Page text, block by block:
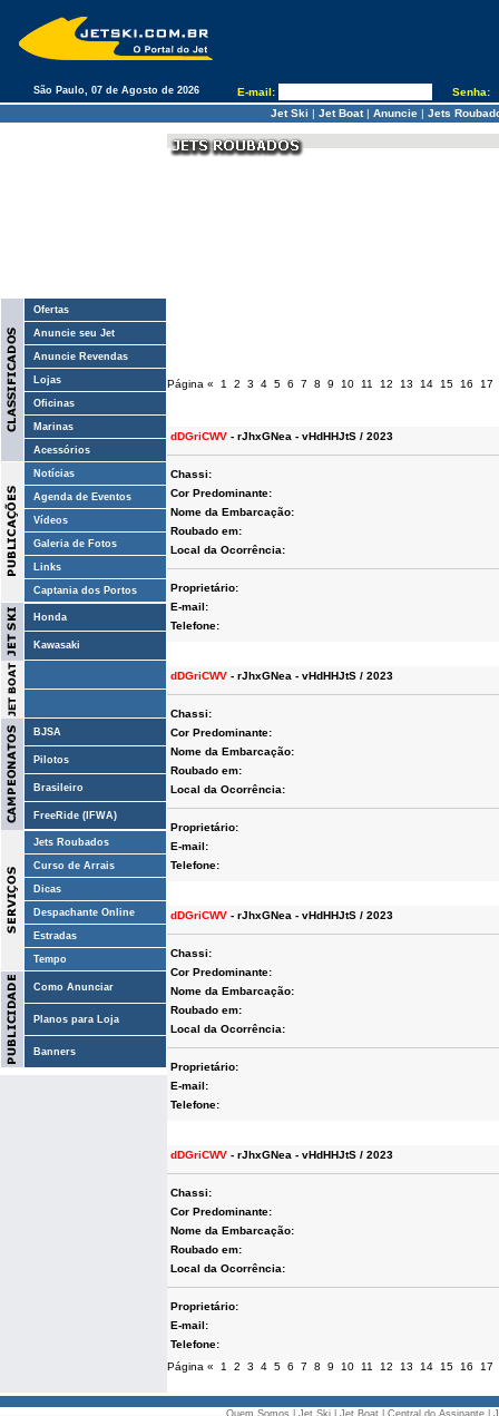
São Paulo, 07 de Agosto de 2026 E-mail:
Senha:
Jet Ski | Jet Boat| Anuncie| Jets
Ofertas
Anuncie seu Jet
Anuncie Revendas
Lojas
Oficinas
Marinas
Acessórios
Notícias
Agenda de Eventos
Vídeos
Galeria de Fotos
Links
Captania dos Portos
Honda
Kawasaki
BJSA
Pilotos
Brasileiro
FreeRide (IFWA)
Jets Roubados
Curso de Arrais
Dicas
Despachante Online
Estradas
Tempo
Como Anunciar
Planos para Loja
Banners
Página « 1 2 3 4 5 6 7 8 9 10 11 12 13 14 15 16 17
dDGriCWV - rJhxGNea - vHdHHJtS / 2023
Chassi:
Cor Predominante:
Nome da Embarcação:
Roubado em:
Local da Ocorrência:
Proprietário:
E-mail:
Telefone:
dDGriCWV - rJhxGNea - vHdHHJtS / 2023
Chassi:
Cor Predominante:
Nome da Embarcação:
Roubado em:
Local da Ocorrência:
Proprietário:
E-mail:
Telefone:
dDGriCWV - rJhxGNea - vHdHHJtS / 2023
Chassi:
Cor Predominante:
Nome da Embarcação:
Roubado em:
Local da Ocorrência:
Proprietário:
E-mail:
Telefone:
dDGriCWV - rJhxGNea - vHdHHJtS / 2023
Chassi:
Cor Predominante:
Nome da Embarcação:
Roubado em:
Local da Ocorrência:
Proprietário:
E-mail:
Telefone:
Página « 1 2 3 4 5 6 7 8 9 10 11 12 13 14 15 16 17
Quem Somos Jet Ski Jet Boat Central do Assinante